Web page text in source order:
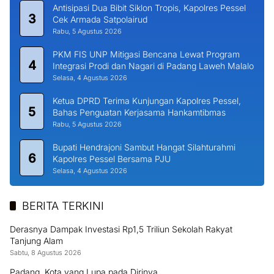
3
Antisipasi Dua Bibit Siklon Tropis, Kapolres Pessel
Cek Armada Satpolairud
Rabu, 5 Agustus 2026
4
PKM FIS UNP Mitigasi Bencana Lewat Program
Integrasi Prodi dan Nagari di Padang Laweh Malalo
Selasa, 4 Agustus 2026
5
Ketua DPRD Terima Kunjungan Kapolres Pessel,
Bahas Penguatan Kerjasama Hankamtibmas
Rabu, 5 Agustus 2026
6
Bupati Hendrajoni Sambut Hangat Silahturahmi
Kapolres Pessel Bersama PJU
Selasa, 4 Agustus 2026
BERITA TERKINI
Derasnya Dampak Investasi Rp1,5 Triliun Sekolah Rakyat
Tanjung Alam
Sabtu, 8 Agustus 2026